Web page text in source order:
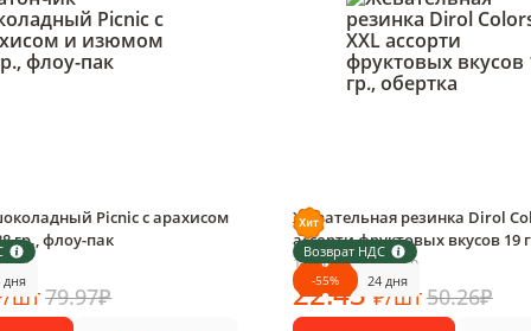
дня
Picnic с арахисом
гр., флоу-пак
/шт79.97₽
Возврат НДС
-55% 24 дня
Жевательная резинка Dirol
ассорти фруктовых вкусов 19
18 шт в упаковке
22.43 ₽/шт50.26₽